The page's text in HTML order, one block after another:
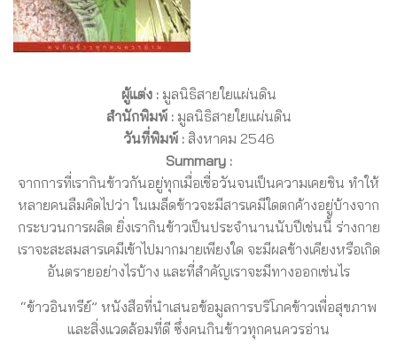
ผู้แต่ง :มูลนิธิสายใยแผ่นดิน
สำนักพิมพ์ :มูลนิธิสายใยแผ่นดิน
วันที่พิมพ์ :สิงหาคม 2546
Summary :
จากการที่เรากินข้าวกันอยู่ทุกเมื่อเชื่อวันจนเป็นความเคยชิน ทำให้
หลายคนลืมคิดไปว่า ในเมล็ดข้าวจะมีสารเคมีใดตกค้างอยู่บ้างจาก
กระบวนการผลิต ยิ่งเรากินข้าวเป็นประจำนานนับปีเช่นนี้ ร่างกาย
เราจะสะสมสารเคมีเข้าไปมากมายเพียงใด จะมีผลข้างเคียงหรือเกิด
อันตรายอย่างไรบ้าง และที่สำคัญเราจะมีทางออกเช่นไร
“ข้าวอินทรีย์” หนังสือที่นำเสนอข้อมูลการบริโภคข้าวเพื่อสุขภาพ
และสิ่งแวดล้อมที่ดี ซึ่งคนกินข้าวทุกคนควรอ่าน